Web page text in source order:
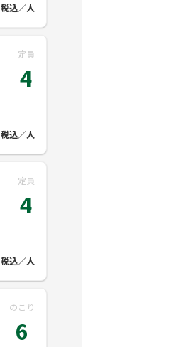
税込／人
定員
4
税込／人
定員
4
税込／人
のこり
6